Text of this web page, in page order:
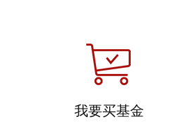
我要买基金